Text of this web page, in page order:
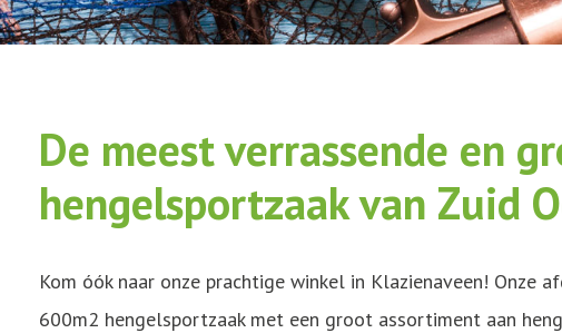
De meest verrassende en
hengelsportzaak van Zuid
Kom óók naar onze prachtige winkel in Klazienaveen! Onze
600m2 hengelsportzaak met een groot assortiment aan